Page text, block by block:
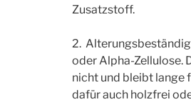
Zusatzstoff.
2.
oder Alpha-Zellulose.
nicht und bleibt lange
dafür auch holzfrei